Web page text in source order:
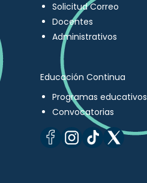
Solicitud Correo
Docentes
Administrativos
Educación Continua
Programas educativos
Convocatorias